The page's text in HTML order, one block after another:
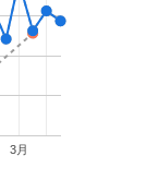
3月